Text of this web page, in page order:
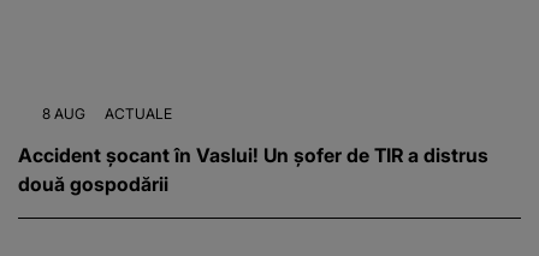
8 AUG ACTUALE
Accident șocant în Vaslui! Un șofer de TIR a distrus
două gospodării